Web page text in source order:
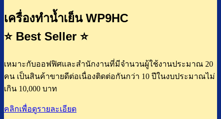
เครื่องทำน้ำเย็น WP9HC
⭐ Best Seller ⭐
เหมาะกับออฟฟิศและสำนักงานที่มีจำนวนผู้ใช้งานประมาณ 20
คน เป็นสินค้าขายดีต่อเนื่องติดต่อกันกว่า 10 ปีในงบประมาณไม่
เกิน 10,000 บาท
คลิกเพื่อดูรายละเอียด